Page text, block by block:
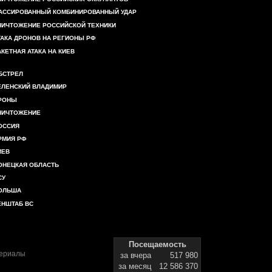
КОМБИНИРОВАННЫЙ УДАР
РОССИЙСКОЙ ТЕХНИКИ
ДРОНОВ НА РЕГИОНЫ РФ
АТАКА НА КИЕВ
ВЛАДИМИР
РФ
ОБЛАСТЬ
ВС
Посещаемость
за вчера
517 980
за месяц
12 586 370